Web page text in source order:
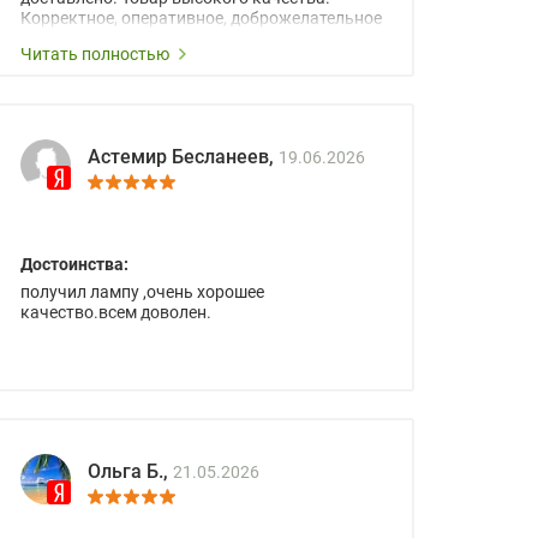
Корректное, оперативное, доброжелательное
Читать полностью
Астемир Бесланеев, 19.06.2026
Достоинства:
получил лампу ,очень хорошее
качество.всем доволен.
Ольга Б., 21.05.2026